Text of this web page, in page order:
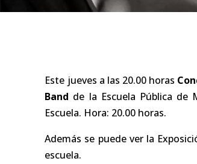
Este jueves a las 20.00 horas
Band de la Escuela Pública de
Escuela. Hora: 20.00 horas.
Además se puede ver la
escuela.